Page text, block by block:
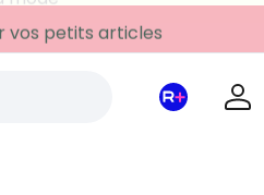
vos petits articles
Mon